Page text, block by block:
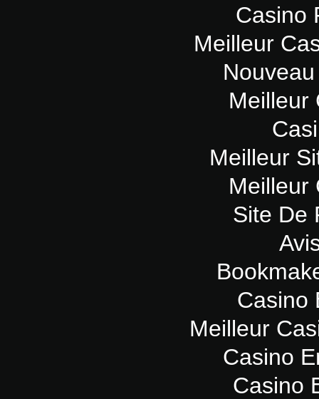
Casino
Meilleur
Meilleur
Meilleur
Meilleur
Site De
Casino
Meilleur
Casino
Casino